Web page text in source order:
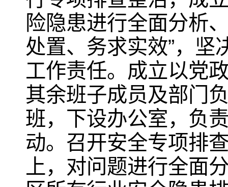
险隐患进行全面分析
处置、务求实效”，
工作责任。成立以党
其余班子成员及部门
班，下设办公室，负
动。召开安全专项排
上，对问题进行全面